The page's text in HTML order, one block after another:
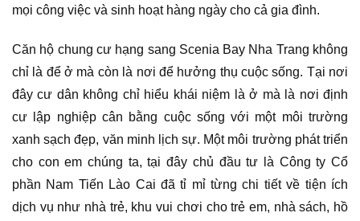
mọi công việc và sinh hoạt hàng ngày cho cả gia đình.
Căn hộ chung cư hạng sang Scenia Bay Nha Trang không
chỉ là để ở mà còn là nơi để hưởng thụ cuộc sống. Tại nơi
đây cư dân không chỉ hiểu khái niệm là ở mà là nơi định
cư lập nghiệp cân bằng cuộc sống với một môi trường
xanh sạch đẹp, văn minh lịch sự. Một môi trường phát triển
cho con em chúng ta, tại đây chủ đầu tư là Công ty Cổ
phần Nam Tiến Lào Cai đã tỉ mỉ từng chi tiết về tiện ích
dịch vụ như nhà trẻ, khu vui chơi cho trẻ em, nhà sách, hồ